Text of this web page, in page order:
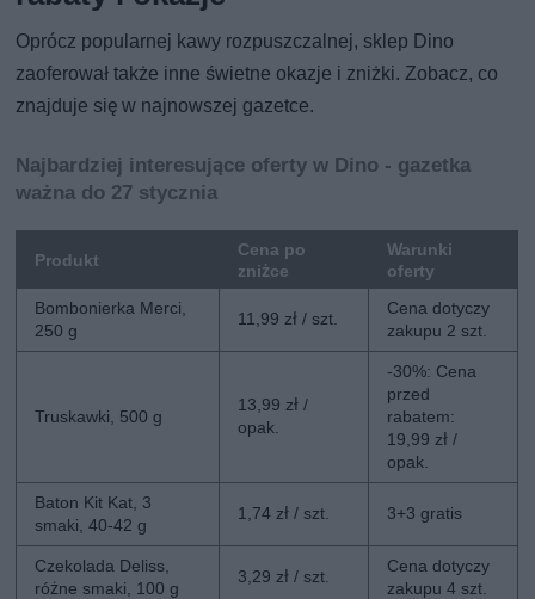
Oprócz popularnej kawy rozpuszczalnej, sklep Dino
zaoferował także inne świetne okazje i zniżki. Zobacz, co
znajduje się w najnowszej gazetce.
Najbardziej interesujące oferty w Dino - gazetka
ważna do 27 stycznia
Produkt
Cena po
zniżce
Warunki
oferty
Bombonierka Merci,
250 g
11,99 zł / szt.
Cena dotyczy
zakupu 2 szt.
Truskawki, 500 g
13,99 zł /
opak.
-30%: Cena
przed
rabatem:
19,99 zł /
opak.
Baton Kit Kat, 3
smaki, 40-42 g
1,74 zł / szt. 3+3 gratis
Czekolada Deliss,
różne smaki, 100 g
3,29 zł / szt.
Cena dotyczy
zakupu 4 szt.